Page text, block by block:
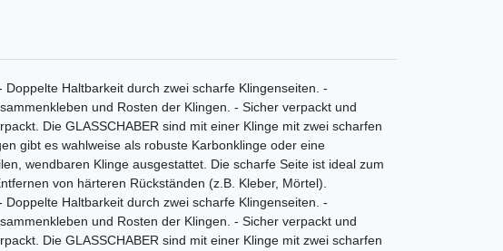
Haltbarkeit durch zwei scharfe Klingenseiten. -
und Rosten der Klingen. - Sicher verpackt und
Die GLASSCHABER sind mit einer Klinge mit zwei scharfen
gibt es wahlweise als robuste Karbonklinge oder eine
wendbaren Klinge ausgestattet. Die scharfe Seite ist ideal zum
von härteren Rückständen (z.B. Kleber, Mörtel).
Haltbarkeit durch zwei scharfe Klingenseiten. -
und Rosten der Klingen. - Sicher verpackt und
Die GLASSCHABER sind mit einer Klinge mit zwei scharfen